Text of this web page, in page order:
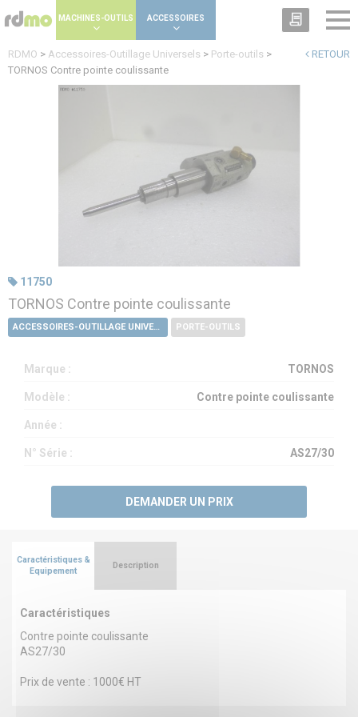
MACHINES-OUTILS ACCESSOIRES
RETOUR
RDMO > Accessoires-Outillage Universels > Porte-outils >
TORNOS Contre pointe coulissante
11750
TORNOS Contre pointe coulissante
ACCESSOIRES-OUTILLAGE UNIVERSELS PORTE-OUTILS
Marque : TORNOS
Modèle : Contre pointe coulissante
Année :
N° Série : AS27/30
DEMANDER UN PRIX
Caractéristiques &
Equipement
Caractéristiques
Contre pointe coulissante
AS27/30
Prix de vente : 1000€ HT
Description